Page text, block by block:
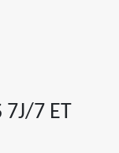
7J/7 ET